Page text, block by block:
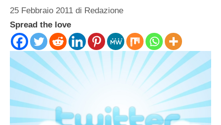
25 Febbraio 2011 di Redazione
Spread the love